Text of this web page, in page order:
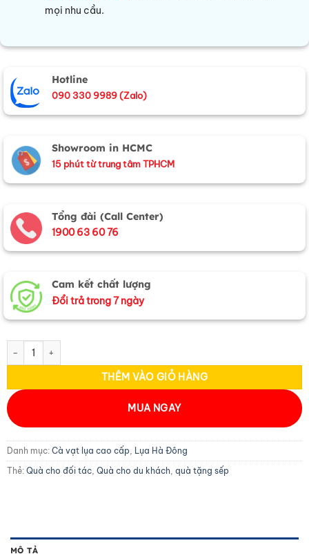
mọi nhu cầu.
Hotline
090 330 9989 (Zalo)
Showroom in HCMC
15 phút từ trung tâm TPHCM
Tổng đài (Call Center)
1900 63 60 76
Cam kết chất lượng
Đổi trả trong 7 ngày
Cà vạt lụa tơ tằm họa tiết đuôi công vàng MNV-CRV67-1 số lượng
THÊM VÀO GIỎ HÀNG
MUA NGAY
Danh mục: Cà vạt lụa cao cấp, Lụa Hà Đông
Thẻ: Quà cho đối tác, Quà cho du khách, quà tặng sếp
MÔ TẢ